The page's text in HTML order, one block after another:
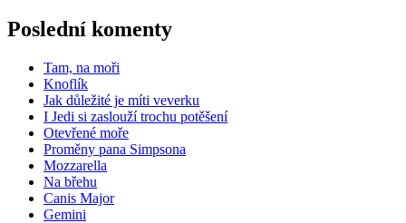
Poslední komenty
Tam, na moři
Knoflík
Jak důležité je míti veverku
I Jedi si zaslouží trochu potěšení
Otevřené moře
Proměny pana Simpsona
Mozzarella
Na břehu
Canis Major
Gemini